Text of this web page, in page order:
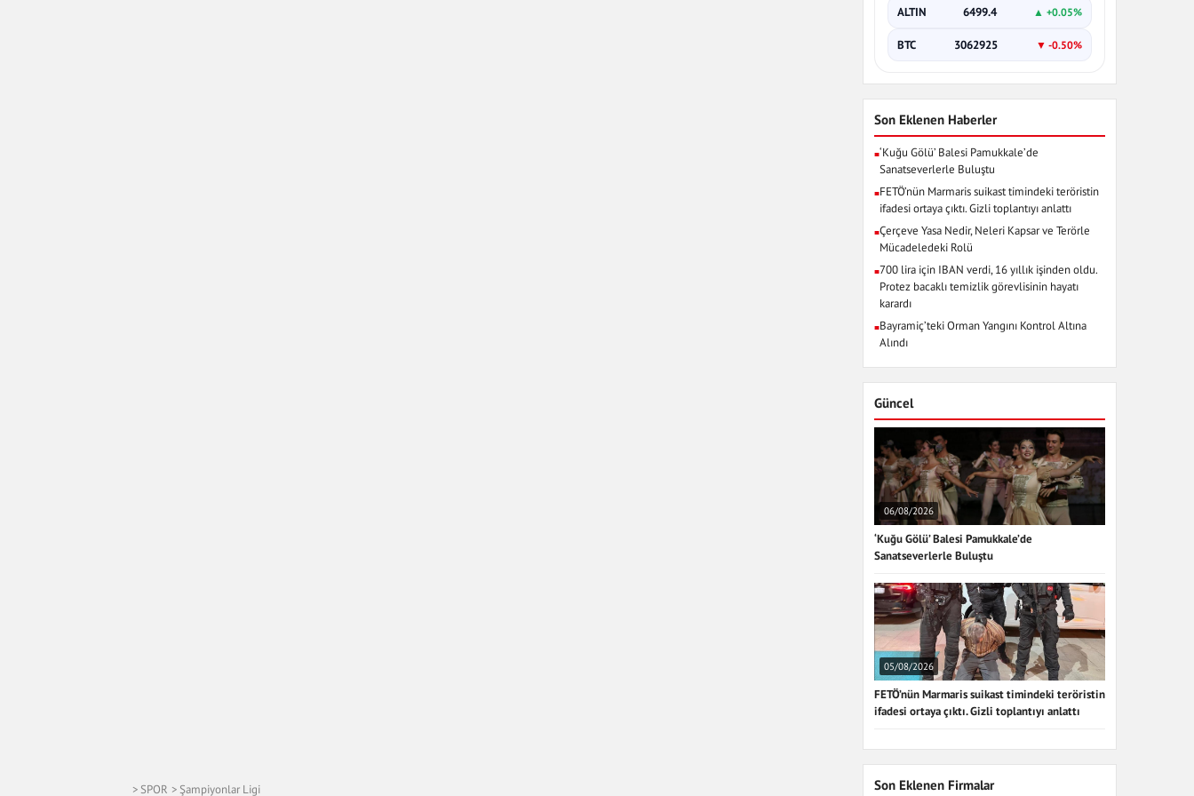
SPOR Şampiyonlar Ligi
ALTIN 6499.4 ▲ +0.05%
BTC 3062925 ▼ -0.50%
Son Eklenen Haberler
■‘Kuğu Gölü’ Balesi Pamukkale’de
Sanatseverlerle Buluştu
■FETÖ’nün Marmaris suikast timindeki teröristin
ifadesi ortaya çıktı. Gizli toplantıyı anlattı
■Çerçeve Yasa Nedir, Neleri Kapsar ve Terörle
Mücadeledeki Rolü
■700 lira için IBAN verdi, 16 yıllık işinden oldu.
Protez bacaklı temizlik görevlisinin hayatı
karardı
■Bayramiç’teki Orman Yangını Kontrol Altına
Alındı
Güncel
06/08/2026
‘Kuğu Gölü’ Balesi Pamukkale’de
Sanatseverlerle Buluştu
05/08/2026
FETÖ’nün Marmaris suikast timindeki teröristin
ifadesi ortaya çıktı. Gizli toplantıyı anlattı
Son Eklenen Firmalar